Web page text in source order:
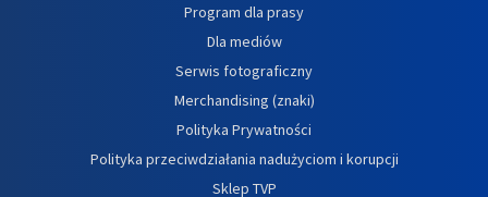
Program dla prasy
Dla mediów
Serwis fotograficzny
Merchandising (znaki)
Polityka Prywatności
Polityka przeciwdziałania nadużyciom i korupcji
Sklep TVP